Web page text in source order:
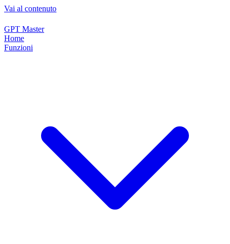
Vai al contenuto
GPT Master
Home
Funzioni